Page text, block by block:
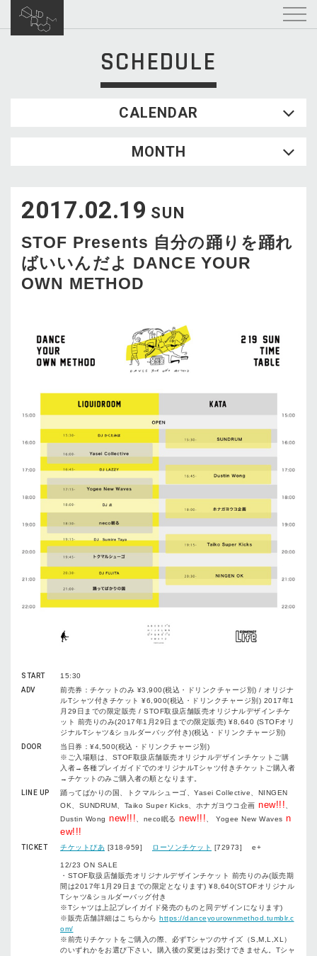
SCHEDULE
CALENDAR
WED
2
3 4 5
16
17 18 19 20 21
22
23
24 25 26 27 28
30
31
MONTH
2017.02.19 SUN
STOF Presents 自分の踊りを踊れ
ばいいんだよ DANCE YOUR
OWN METHOD
START
15:30
ADV
前売券：チケットのみ ¥3,900(税込・ドリンクチャージ別) / オリジナ
ルTシャツ付きチケット ¥6,900(税込・ドリンクチャージ別) 2017年1
月29日までの限定販売 / STOF取扱店舗販売オリジナルデザインチケ
ット 前売りのみ(2017年1月29日までの限定販売) ¥8,640 (STOFオリ
ジナルTシャツ&ショルダーバッグ付き)(税込・ドリンクチャージ別)
DOOR
当日券：¥4,500(税込・ドリンクチャージ別)
※ご入場順は、STOF取扱店舗販売オリジナルデザインチケットご購
入者→各種プレイガイドでのオリジナルTシャツ付きチケットご購入者
→チケットのみご購入者の順となります。
LINE UP
踊ってばかりの国、トクマルシューゴ、Yasei Collective、NINGEN
OK、SUNDRUM、Taiko Super Kicks、ホナガヨウコ企画 new!!!
Dustin Wong new!!! 、neco眠る new!!! 、 Yogee New Waves n
ew!!!
TICKET チケットぴあ [318-959] ローソンチケット [72973] e+
12/23 ON SALE
・STOF取扱店舗販売オリジナルデザインチケット 前売りのみ(販売期
間は2017年1月29日までの限定となります) ¥8,640(STOFオリジナル
Tシャツ&ショルダーバッグ付き
※Tシャツは上記プレイガイド発売のものと同デザインになります)
※販売店舗詳細はこちらから https://danceyourownmethod.tumblr.c
om/
※前売りチケットをご購入の際、必ずTシャツのサイズ（S,M,L,XL）
のいずれかをお選び下さい。購入後の変更はお受けできません。Tシャ